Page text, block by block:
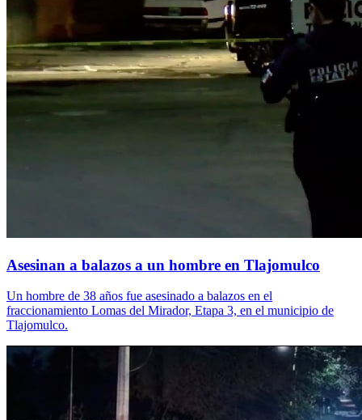
Asesinan a balazos a un hombre en Tlajomulco
Un hombre de 38 años fue asesinado a balazos en el
fraccionamiento Lomas del Mirador, Etapa 3, en el municipio de
Tlajomulco.